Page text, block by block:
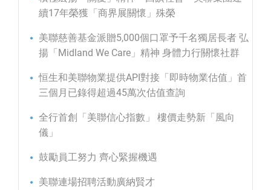
續17年榮獲「商界展關懷」殊榮
美聯慈善基金派贈5,000個口罩予千名獨居長者 弘
揚「Midland We Care」精神 身體力行關懷社群
恒生和美聯物業提供API對接「即時物業估值」首
三個月已錄得超過45萬次估值查詢
全行首創「美聯信心指數」 樓價走勢新「風向
儀」
鼓勵員工努力 齊心緊握機遇
美聯連場招聘活動廣納賢才